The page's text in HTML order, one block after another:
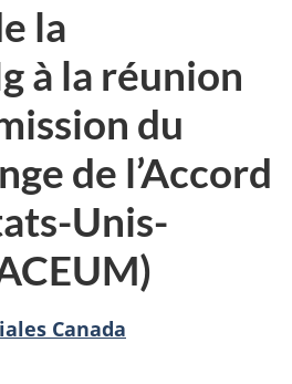
la
à la réunion
du
de l’Accord
Unis-
Canada